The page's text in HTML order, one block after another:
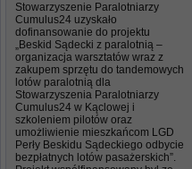
Stowarzyszenie Paralotniarzy
Cumulus24 uzyskało
dofinansowanie do projektu
„Beskid Sądecki z paralotnią –
organizacja warsztatów wraz z
zakupem sprzętu do tandemowych
lotów paralotnią dla
Stowarzyszenia Paralotniarzy
Cumulus24 w Kąclowej i
szkoleniem pilotów oraz
umożliwienie mieszkańcom LGD
Perły Beskidu Sądeckiego odbycie
bezpłatnych lotów pasażerskich”.